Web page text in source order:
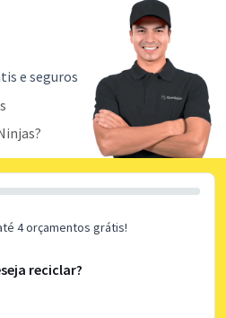
e seguros
4 orçamentos grátis!
reciclar?